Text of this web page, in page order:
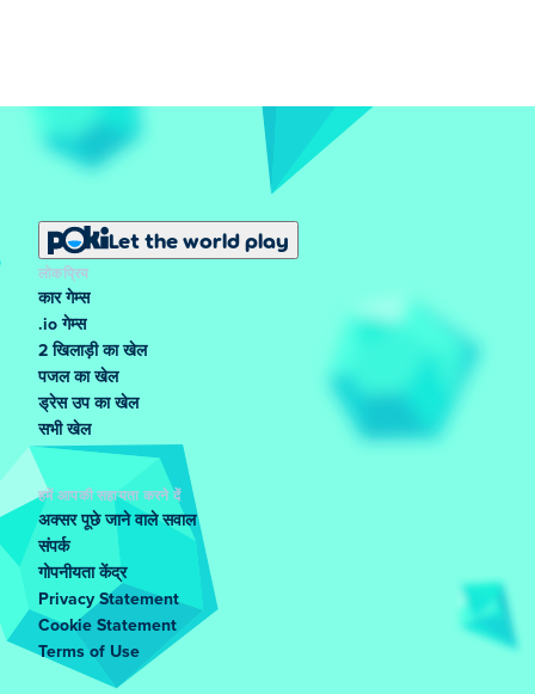
Let the world play
लोकप्रिय
कार गेम्स
.io गेम्स
2 खिलाड़ी का खेल
पजल का खेल
ड्रेस उप का खेल
सभी खेल
हमें आपकी सहायता करने दें
अक्सर पूछे जाने वाले सवाल
संपर्क
गोपनीयता केंद्र
Privacy Statement
Cookie Statement
Terms of Use